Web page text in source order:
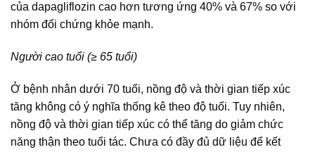
của dapagliflozin cao hơn tương ứng 40% và 67% so với
nhóm đối chứng khỏe mạnh.
Người cao tuổi (≥ 65 tuổi)
Ở bệnh nhân dưới 70 tuổi, nồng độ và thời gian tiếp xúc
tăng không có ý nghĩa thống kê theo độ tuổi. Tuy nhiên,
nồng độ và thời gian tiếp xúc có thể tăng do giảm chức
năng thận theo tuổi tác. Chưa có đầy đủ dữ liệu để kết